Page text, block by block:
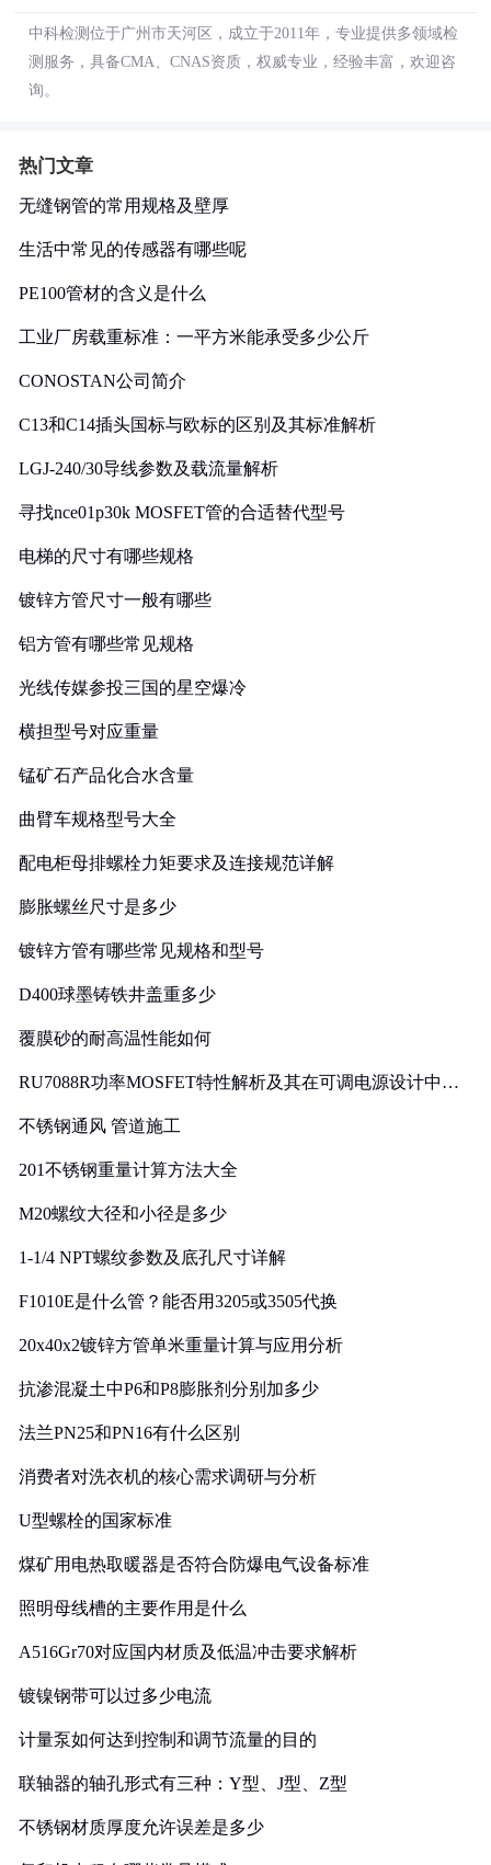
中科检测位于广州市天河区，成立于2011年，专业提供多领域检
测服务，具备CMA、CNAS资质，权威专业，经验丰富，欢迎咨
询。
热门文章
无缝钢管的常用规格及壁厚
生活中常见的传感器有哪些呢
PE100管材的含义是什么
工业厂房载重标准：一平方米能承受多少公斤
CONOSTAN公司简介
C13和C14插头国标与欧标的区别及其标准解析
LGJ-240/30导线参数及载流量解析
寻找nce01p30k MOSFET管的合适替代型号
电梯的尺寸有哪些规格
镀锌方管尺寸一般有哪些
铝方管有哪些常见规格
光线传媒参投三国的星空爆冷
横担型号对应重量
锰矿石产品化合水含量
曲臂车规格型号大全
配电柜母排螺栓力矩要求及连接规范详解
膨胀螺丝尺寸是多少
镀锌方管有哪些常见规格和型号
D400球墨铸铁井盖重多少
覆膜砂的耐高温性能如何
RU7088R功率MOSFET特性解析及其在可调电源设计中的
不锈钢通风 管道施工
201不锈钢重量计算方法大全
M20螺纹大径和小径是多少
1-1/4 NPT螺纹参数及底孔尺寸详解
F1010E是什么管？能否用3205或3505代换
20x40x2镀锌方管单米重量计算与应用分析
抗渗混凝土中P6和P8膨胀剂分别加多少
法兰PN25和PN16有什么区别
消费者对洗衣机的核心需求调研与分析
U型螺栓的国家标准
煤矿用电热取暖器是否符合防爆电气设备标准
照明母线槽的主要作用是什么
A516Gr70对应国内材质及低温冲击要求解析
镀镍钢带可以过多少电流
计量泵如何达到控制和调节流量的目的
联轴器的轴孔形式有三种：Y型、J型、Z型
不锈钢材质厚度允许误差是多少